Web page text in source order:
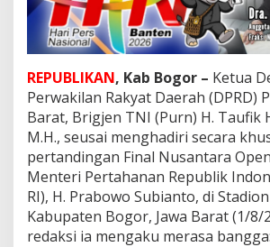
t
u
a
D
P
R
D
J
a
a
r
B
a
REPUBLIKAN, Kab Bogor – Ketua
Perwakilan Rakyat Daerah (DPRD)
Barat, Brigjen TNI (Purn) H. Taufik
M.H., seusai menghadiri secara
pertandingan Final Nusantara
Menteri Pertahanan Republik
RI), H. Prabowo Subianto, di
Kabupaten Bogor, Jawa Barat (1/8/
redaksi ia mengaku merasa bangga: